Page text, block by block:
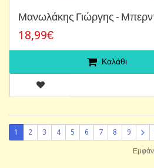
Μανωλάκης Γιώργης -
18,99€
Καλάθι
1 2 3 4 5 6 7 8 9